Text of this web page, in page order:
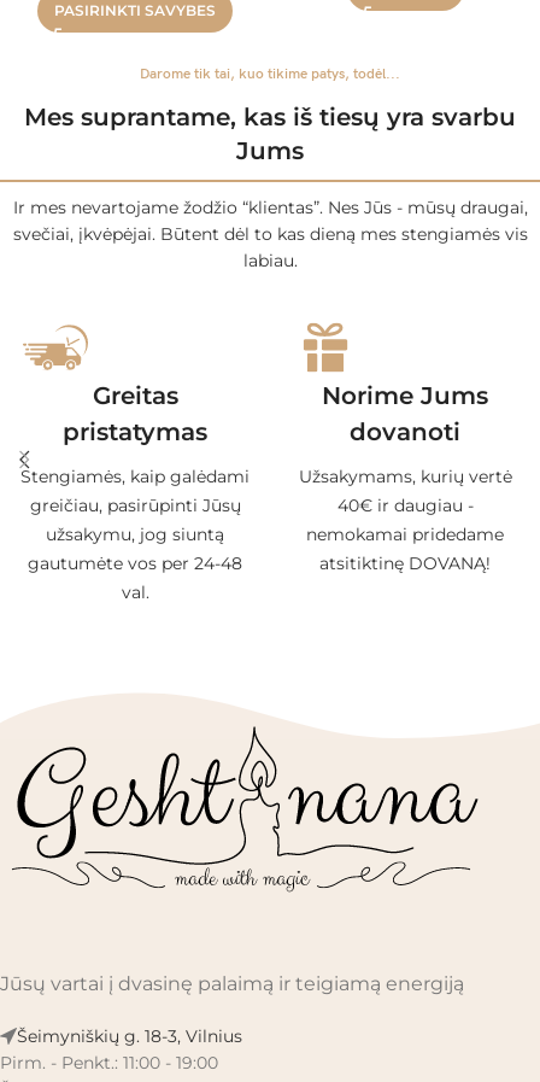
PASIRINKTI SAVYBES
Darome tik tai, kuo tikime patys, todėl...
Mes suprantame, kas iš tiesų yra svarbu
Jums
Ir mes nevartojame žodžio “klientas”. Nes Jūs - mūsų draugai,
svečiai, įkvėpėjai. Būtent dėl to kas dieną mes stengiamės vis
labiau.
Greitas
pristatymas
Stengiamės, kaip galėdami
greičiau, pasirūpinti Jūsų
užsakymu, jog siuntą
gautumėte vos per 24-48
val.
Norime Jums
dovanoti
Užsakymams, kurių vertė
40€ ir daugiau -
nemokamai pridedame
atsitiktinę DOVANĄ!
Jūsų vartai į dvasinę palaimą ir teigiamą energiją
Šeimyniškių g. 18-3, Vilnius
Pirm. - Penkt.: 11:00 - 19:00